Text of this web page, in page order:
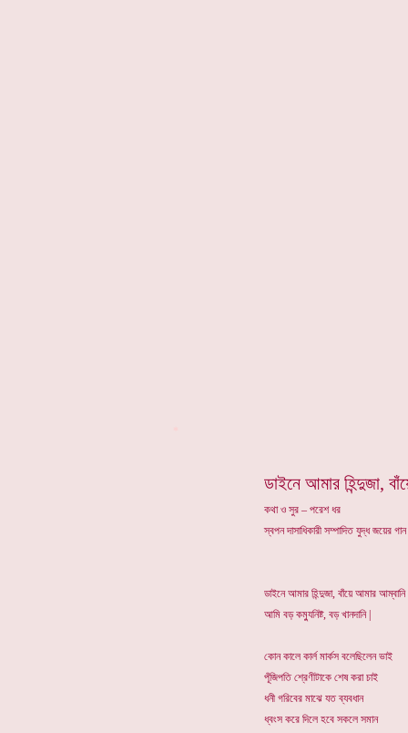
ডাইনে আমার হিন্দুজা,
কথা ও সুর – পরেশ ধর
স্বপন দাসাধিকারী সম্পাদিত যুদ্ধ জয়ের
ডাইনে আমার হিন্দুজা, বাঁয়ে আমার আম্বানি
আমি বড় কম্যুনিষ্ট, বড় খানদানি |
কোন কালে কার্ল মার্কস বলেছিলেন ভাই
পূঁজিপতি শ্রেণীটাকে শেষ করা চাই
ধনী গরিবের মাঝে যত ব্যবধান
ধ্বংস করে দিলে হবে সকলে সমান